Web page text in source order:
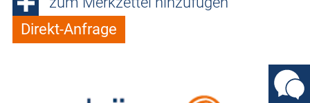
Direkt-Anfrage